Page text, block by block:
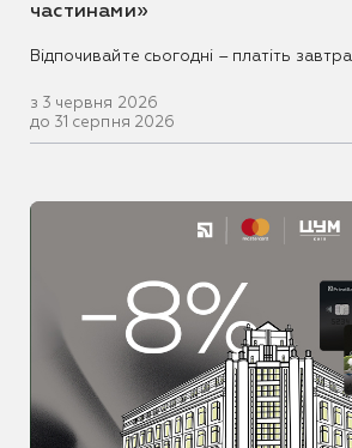
частинами»
Відпочивайте сьогодні – платіть завтра
з 3 червня 2026
до 31 серпня 2026